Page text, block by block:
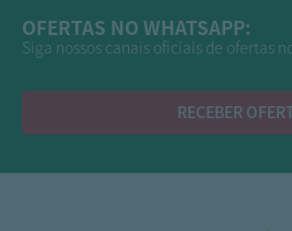
OFERTAS NO WHATSAPP:
Siga nossos canais oficiais de ofertas
RECEBER